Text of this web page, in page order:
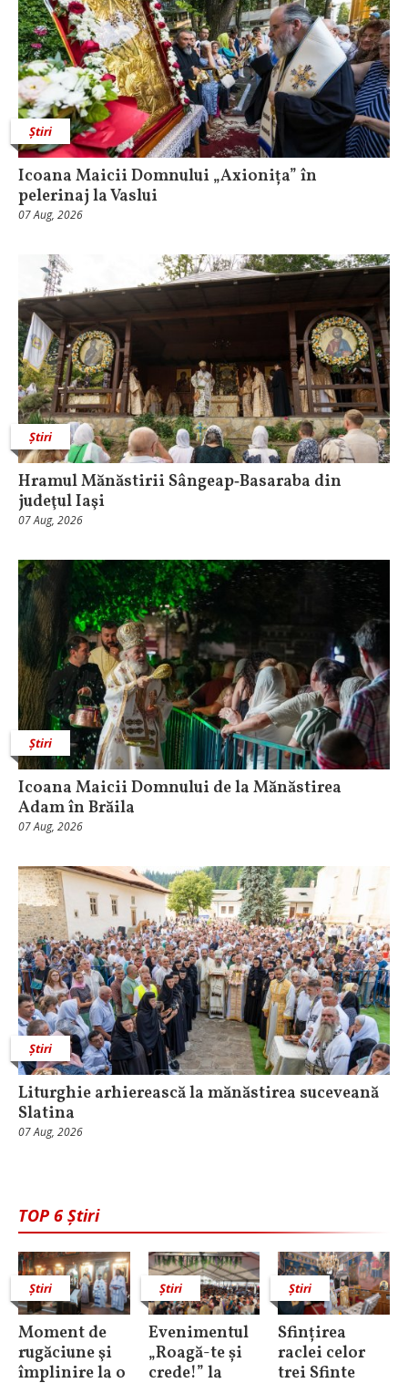
Știri
Icoana Maicii Domnului „Axionița” în
pelerinaj la Vaslui
07 Aug, 2026
Știri
Hramul Mănăstirii Sângeap‑Basaraba din
judeţul Iaşi
07 Aug, 2026
Știri
Icoana Maicii Domnului de la Mănăstirea
Adam în Brăila
07 Aug, 2026
Știri
Liturghie arhierească la mănăstirea suceveană
Slatina
07 Aug, 2026
TOP 6 Știri
Știri
Moment de
rugăciune şi
împlinire la o
Știri
Evenimentul
„Roagă-te și
crede!” la
Știri
Sfințirea
raclei celor
trei Sfinte